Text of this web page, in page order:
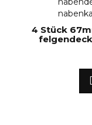
4 Stück